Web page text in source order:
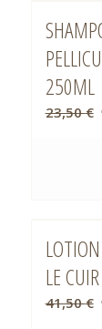
250ML
23,50€
LE
41,50€